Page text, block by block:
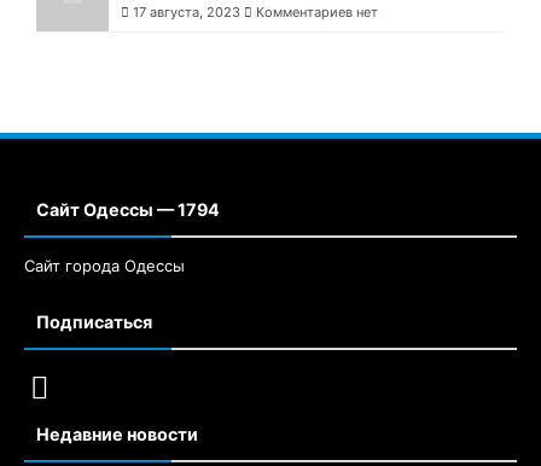
17 августа, 2023 Комментариев нет
Сайт Одессы — 1794
Сайт города Одессы
Подписаться
Недавние новости